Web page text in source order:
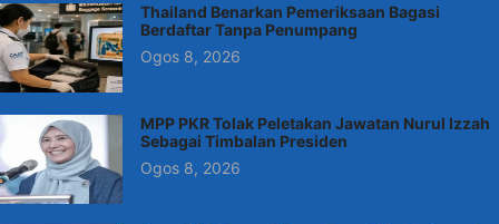
Thailand Benarkan Pemeriksaan Bagasi
Berdaftar Tanpa Penumpang
Ogos 8, 2026
MPP PKR Tolak Peletakan Jawatan Nurul Izzah
Sebagai Timbalan Presiden
Ogos 8, 2026